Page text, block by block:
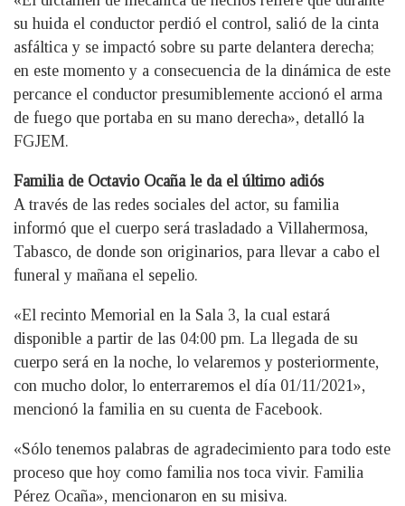
su huida el conductor perdió el control, salió de la cinta
asfáltica y se impactó sobre su parte delantera derecha;
en este momento y a consecuencia de la dinámica de este
percance el conductor presumiblemente accionó el arma
de fuego que portaba en su mano derecha», detalló la
FGJEM.
Familia de Octavio Ocaña le da el último adiós
A través de las redes sociales del actor, su familia
informó que el cuerpo será trasladado a Villahermosa,
Tabasco, de donde son originarios, para llevar a cabo el
funeral y mañana el sepelio.
«El recinto Memorial en la Sala 3, la cual estará
disponible a partir de las 04:00 pm. La llegada de su
cuerpo será en la noche, lo velaremos y posteriormente,
con mucho dolor, lo enterraremos el día 01/11/2021»,
mencionó la familia en su cuenta de Facebook.
«Sólo tenemos palabras de agradecimiento para todo este
proceso que hoy como familia nos toca vivir. Familia
Pérez Ocaña», mencionaron en su misiva.